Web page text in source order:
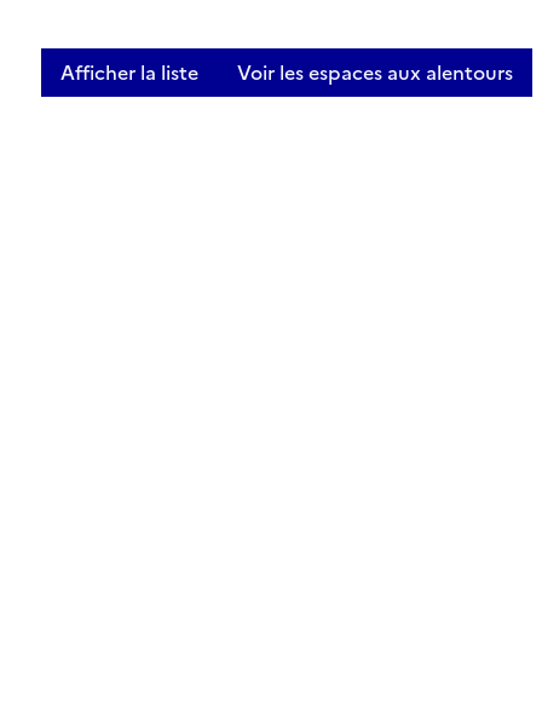
Afficher la liste Voir les espaces aux alentours